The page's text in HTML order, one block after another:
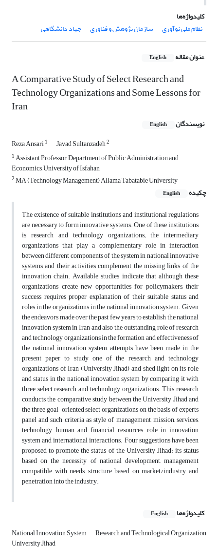
کلیدواژه‌ها
نظام ملی نوآوری
سازمان پژوهش و فناوری جهاد دانشگاهی
عنوان مقاله English
A Comparative Study of Select Research and
Technology Organizations and Some Lessons for
Iran
نویسندگان English
Reza Ansari1 Javad Sultanzadeh2
1Assistant Professor, Department of Public Administration and
Economics, University of Isfahan
2MA (Technology Management) Allama Tabatabie University
چکیده
English
The existence of suitable institutions and institutional regulations
are necessary to form innovative systems. One of these institutions
is research and technology organizations; the intermediary
organizations that play a complementary role in interaction
between different components of the system in national innovative
systems and their activities complement the missing links of the
innovation chain. Available studies indicate that although these
organizations create new opportunities for policymakers, their
success requires proper explanation of their suitable status and
roles in the organizations in the national innovation system. Given
the endeavors made over the past few years to establish the national
innovation system in Iran and also the outstanding role of research
and technology organizations in the formation and effectiveness of
the national innovation system, attempts have been made in the
present paper to study one of the research and technology
organizations of Iran (University Jihad) and shed light on its role
and status in the national innovation system by comparing it with
three select research and technology organizations. This research
conducts the comparative study between the University Jihad and
the three goal-oriented select organizations on the basis of experts
panel and such criteria as style of management, mission, services,
technology, human and financial resources, role in innovation
system and international interactions. Four suggestions have been
proposed to promote the status of the University Jihad: its status
based on the necessity of national development, management
compatible with needs, structure based on market/industry and
penetration into the industry.
کلیدواژه‌ها English
National Innovation System Research and Technological Organization
University Jihad